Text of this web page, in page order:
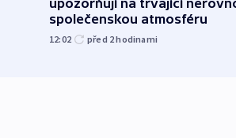
upozorňují na trvající
společenskou atmosféru
12:02 před 2hodinami